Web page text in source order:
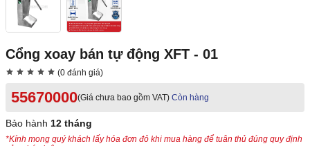
Cổng xoay bán tự động XFT - 01
(0 đánh giá)
55670000(Giá chưa bao gồm VAT) Còn hàng
Bảo hành 12 tháng
*Kính mong quý khách lấy hóa đơn đỏ khi mua hàng để tuân thủ đúng quy định